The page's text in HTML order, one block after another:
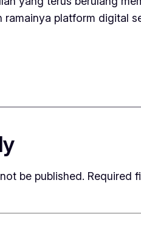
ramainya platform digital
be published. Required